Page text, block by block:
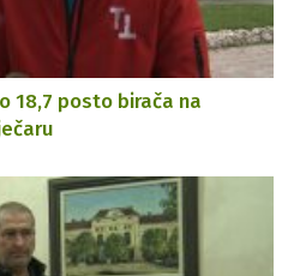
18,7 posto birača na